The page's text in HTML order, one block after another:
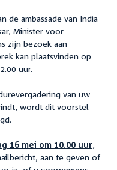
de ambassade van India
Minister voor
zijn bezoek aan
kan plaatsvinden op
uur.
van uw
wordt dit voorstel
16 mei om 10.00 uur,
aan te geven of